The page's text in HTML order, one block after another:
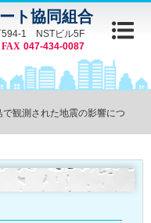
ト協同組合
594-1 NSTビル5F
047-434-0087
観測された地震の影響につ